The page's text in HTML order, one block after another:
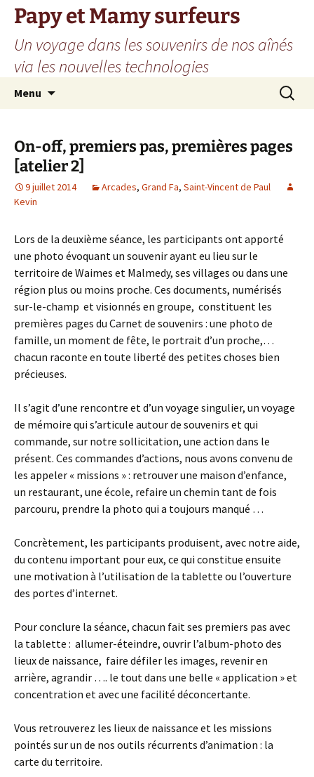
Aller
contenu
Papy et Mamy surfeurs
Un voyage dans les souvenirs de nos aînés
via les nouvelles technologies
Menu
On-off, premiers pas, premières pages
[atelier 2]
9 juillet 2014 Arcades, Grand Fa, Saint-Vincent de Paul
Kevin
Lors de la deuxième séance, les participants ont apporté
une photo évoquant un souvenir ayant eu lieu sur le
territoire de Waimes et Malmedy, ses villages ou dans une
région plus ou moins proche. Ces documents, numérisés
sur-le-champ et visionnés en groupe, constituent les
premières pages du Carnet de souvenirs : une photo de
famille, un moment de fête, le portrait d’un proche,…
chacun raconte en toute liberté des petites choses bien
précieuses.
Il s’agit d’une rencontre et d’un voyage singulier, un voyage
de mémoire qui s’articule autour de souvenirs et qui
commande, sur notre sollicitation, une action dans le
présent. Ces commandes d’actions, nous avons convenu de
les appeler « missions » : retrouver une maison d’enfance,
un restaurant, une école, refaire un chemin tant de fois
parcouru, prendre la photo qui a toujours manqué …
Concrètement, les participants produisent, avec notre aide,
du contenu important pour eux, ce qui constitue ensuite
une motivation à l’utilisation de la tablette ou l’ouverture
des portes d’internet.
Pour conclure la séance, chacun fait ses premiers pas avec
la tablette : allumer-éteindre, ouvrir l’album-photo des
lieux de naissance, faire défiler les images, revenir en
arrière, agrandir …. le tout dans une belle « application » et
concentration et avec une facilité déconcertante.
Vous retrouverez les lieux de naissance et les missions
pointés sur un de nos outils récurrents d’animation : la
carte du territoire.